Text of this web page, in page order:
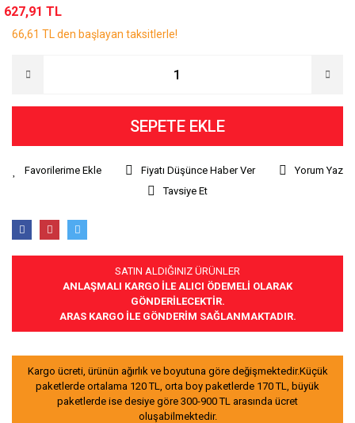
627,91 TL
66,61 TL den başlayan taksitlerle!
SEPETE EKLE
Fiyatı Düşünce Haber Ver
Yorum Yaz
Tavsiye Et
SATIN ALDIĞINIZ ÜRÜNLER
ANLAŞMALI KARGO İLE ALICI ÖDEMELİ OLARAK
GÖNDERİLECEKTİR.
ARAS KARGO İLE GÖNDERİM SAĞLANMAKTADIR.
Kargo ücreti, ürünün ağırlık ve boyutuna göre değişmektedir.Küçük
paketlerde ortalama 120 TL, orta boy paketlerde 170 TL, büyük
paketlerde ise desiye göre 300-900 TL arasında ücret
oluşabilmektedir.